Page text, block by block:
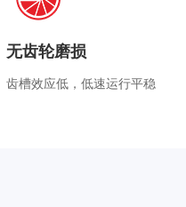
无齿轮磨损
齿槽效应低，低速运行平稳